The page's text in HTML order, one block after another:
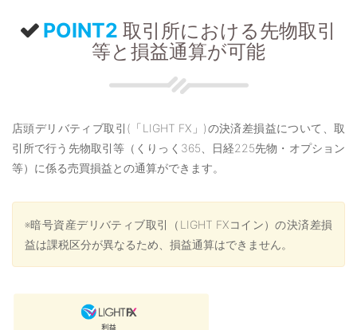
POINT2 取引所における先物取引
等と損益通算が可能
店頭デリバティブ取引(「LIGHT FX」)の決済差損益について、取
引所で行う先物取引等（くりっく365、日経225先物・オプション
等）に係る売買損益との通算ができます。
※暗号資産デリバティブ取引（LIGHT FXコイン）の決済差損
益は課税区分が異なるため、損益通算はできません。